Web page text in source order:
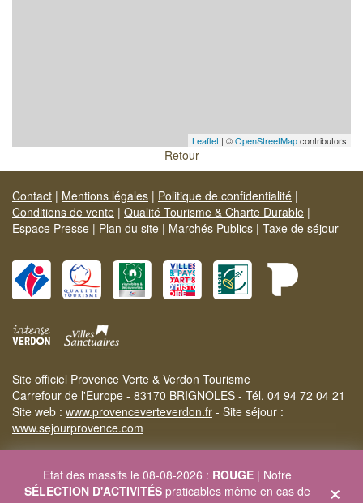
Leaflet | ©OpenStreetMapcontributors
Retour
Contact | Mentions légales | Politique de confidentialité |
Conditions de vente | Qualité Tourisme & Charte Durable |
Espace Presse | Plan du site | Marchés Publics | Taxe de séjour
Site officiel Provence Verte & Verdon Tourisme
Carrefour de l'Europe - 83170 BRIGNOLES - Tél. 04 94 72 04 21
Site web : www.provenceverteverdon.fr - Site séjour :
www.sejourprovence.com
×
Etat des massifs le 08-08-2026 : ROUGE | Notre
SÉLECTION D'ACTIVITÉS praticables même en cas de